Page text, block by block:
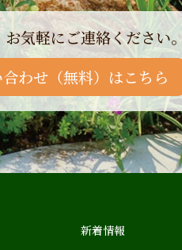
お気軽にご連絡ください。
わせ（無料）はこちら
新着情報